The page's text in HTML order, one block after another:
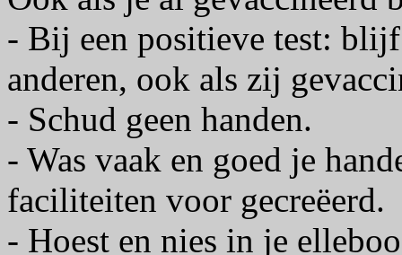
- Bij een positieve test:
anderen, ook als zij
- Schud geen handen.
- Was vaak en goed je
faciliteiten voor gecreëerd.
- Hoest en nies in je